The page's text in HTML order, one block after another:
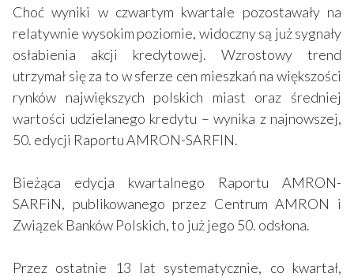
Choć wyniki w czwartym kwartale pozostawały na
relatywnie wysokim poziomie, widoczny są już sygnały
osłabienia akcji kredytowej. Wzrostowy trend
utrzymał się za to w sferze cen mieszkań na większości
rynków największych polskich miast oraz średniej
wartości udzielanego kredytu – wynika z najnowszej,
50. edycji Raportu AMRON-SARFIN.
Bieżąca edycja kwartalnego Raportu AMRON-
SARFiN, publikowanego przez Centrum AMRON i
Związek Banków Polskich, to już jego 50. odsłona.
Przez ostatnie 13 lat systematycznie, co kwartał,